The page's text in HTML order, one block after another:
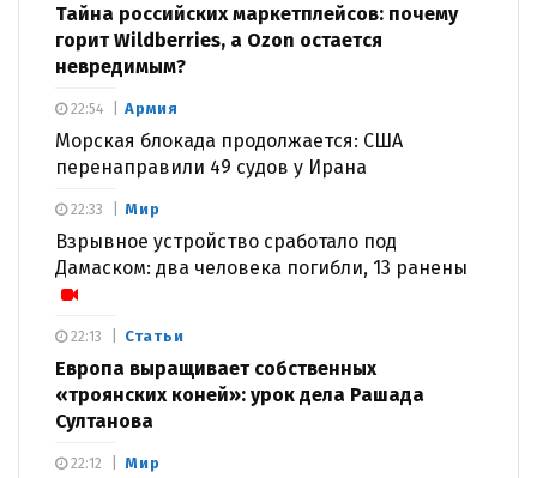
Тайна российских маркетплейсов: почему
горит Wildberries, а Ozon остается
невредимым?
Армия
Морская блокада продолжается: США
перенаправили 49 судов у Ирана
22:54
Мир
Взрывное устройство сработало под
Дамаском: два человека погибли, 13 ранены
22:33
Статьи
Европа выращивает собственных
«троянских коней»: урок дела Рашада
Султанова
22:13
Мир
22:12